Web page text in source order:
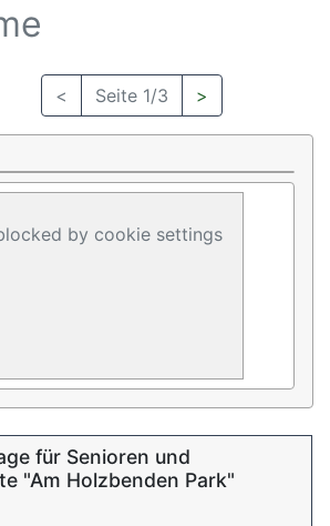
< Seite 1/3 >
by cookie settings
für Senioren und
"Am Holzbenden Park"